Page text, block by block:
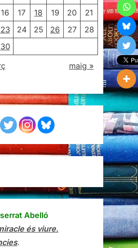
16 17 18 19 20
21
23 24 25 26 27
28
30
maig »
Abelló
és viure.
.